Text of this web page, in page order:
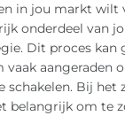
in jou markt wilt
onderdeel van
Dit proces kan
vaak aangeraden
schakelen. Bij het
belangrijk om te